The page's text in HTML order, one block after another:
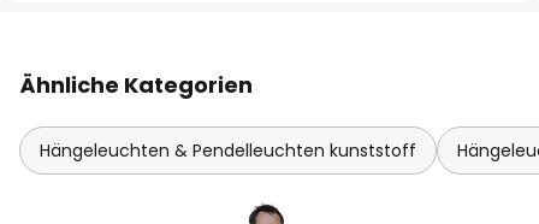
Ähnliche Kategorien
Hängeleuchten & Pendelleuchten kunststoff